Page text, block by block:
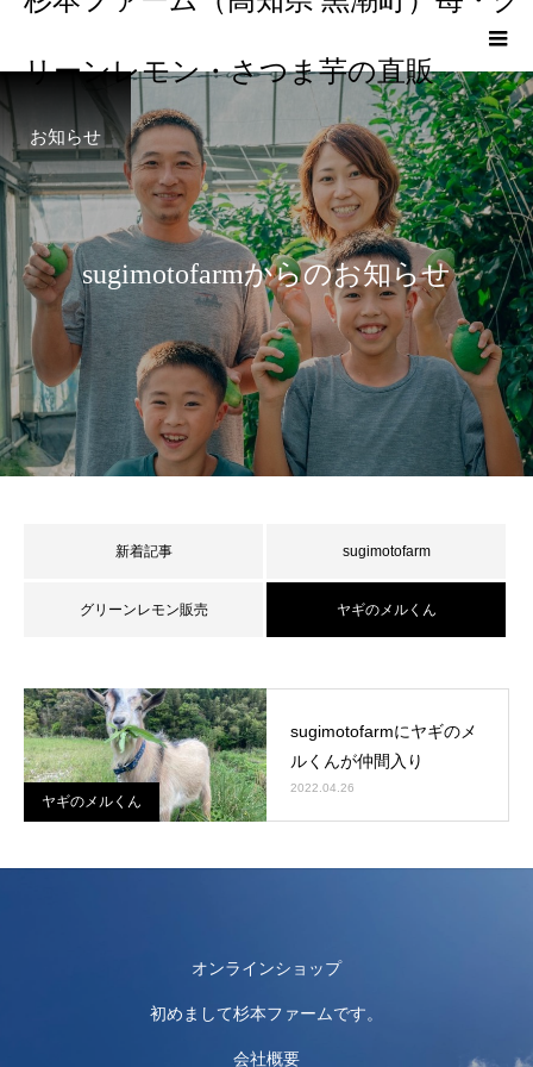
リーンレモン・さつま芋の直販
お知らせ
sugimotofarmからのお知らせ
新着記事 sugimotofarm
グリーンレモン販売 ヤギのメルくん
ヤギのメルくん
sugimotofarmにヤギのメ
ルくんが仲間入り
2022.04.26
オンラインショップ
初めまして杉本ファームです。
会社概要